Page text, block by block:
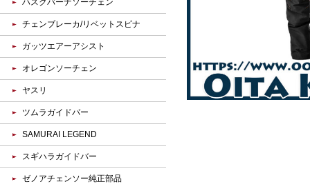
ハスクバーナソーチェン
チェンブレーカ/リベットスピナ
ガッツエアーアシスト
オレゴンソーチェン
ヤスリ
ツムラガイドバー
SAMURAI LEGEND
スギハラガイドバー
ゼノアチェンソー純正部品